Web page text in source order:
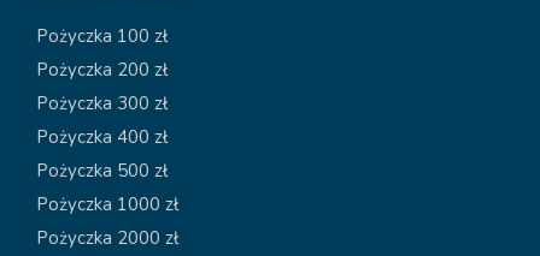
Pożyczka 100 zł
Pożyczka 200 zł
Pożyczka 300 zł
Pożyczka 400 zł
Pożyczka 500 zł
Pożyczka 1000 zł
Pożyczka 2000 zł